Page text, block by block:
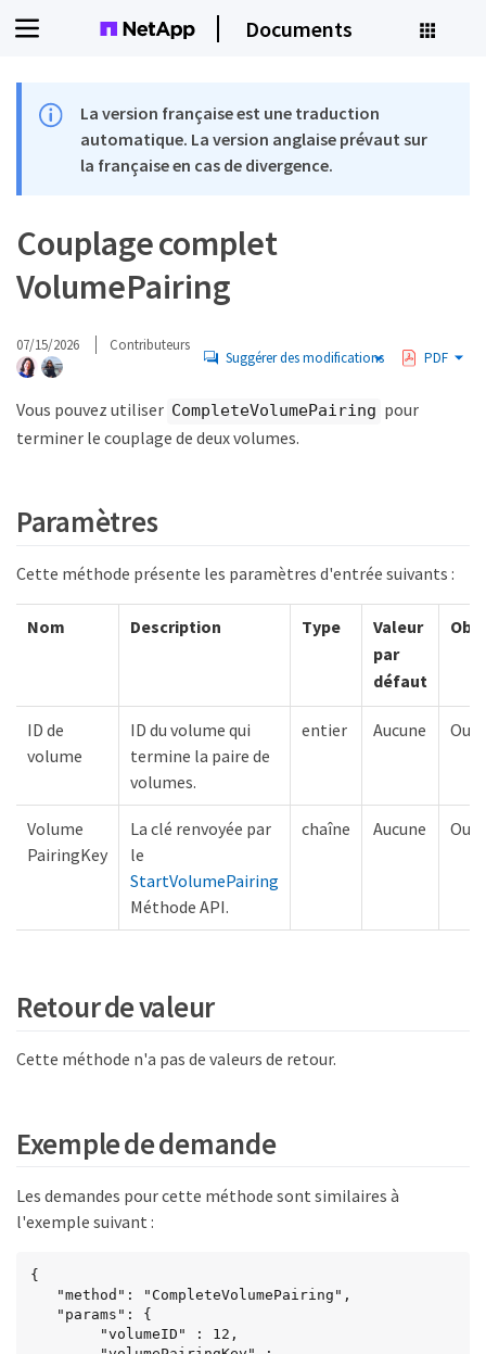
Documents
La version française est une traduction
automatique. La version anglaise prévaut sur
la française en cas de divergence.
Couplage complet
VolumePairing
07/15/2026 Contributeurs
Suggérer des modifications PDF
Vous pouvez utiliser CompleteVolumePairing pour
terminer le couplage de deux volumes.
Paramètres
Cette méthode présente les paramètres d'entrée suivants :
Nom Description Type
Valeur
par
défaut
ID de
volume
ID du volume qui
termine la paire de
volumes.
entier Aucune Oui.
Volume
PairingKey
La clé renvoyée par
le
StartVolumePairing
Méthode API.
chaîne Aucune Oui.
Retour de valeur
Cette méthode n'a pas de valeurs de retour.
Exemple de demande
Les demandes pour cette méthode sont similaires à
l'exemple suivant :
{